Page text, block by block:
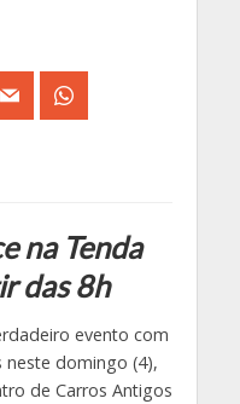
na Tenda
das 8h
evento com
domingo (4),
de Carros Antigos